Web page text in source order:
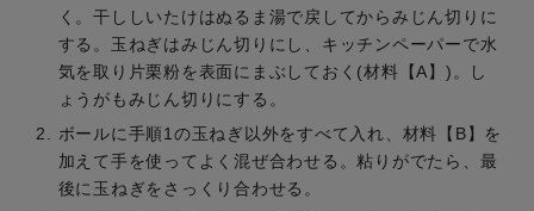
く。干ししいたけはぬるま湯で戻してからみじん切りに
する。玉ねぎはみじん切りにし、キッチンペーパーで水
気を取り片栗粉を表面にまぶしておく(材料【A】)。し
ょうがもみじん切りにする。
ボールに手順1の玉ねぎ以外をすべて入れ、材料【B】を
加えて手を使ってよく混ぜ合わせる。粘りがでたら、最
後に玉ねぎをさっくり合わせる。